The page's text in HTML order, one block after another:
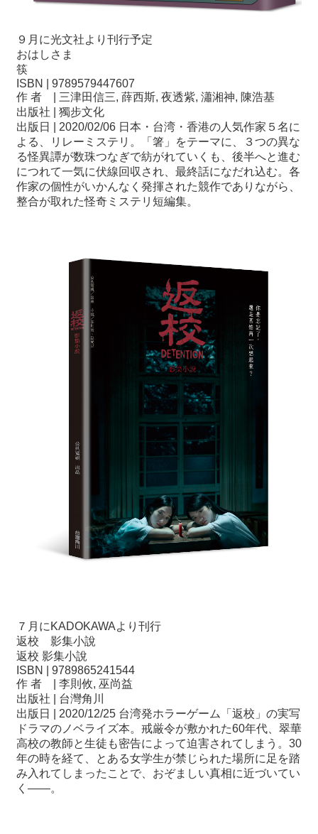
９月に光文社より刊行予定
おはしさま
筷
ISBN | 9789579447607
作 者 | 三津田信三, 薛西斯, 夜透紫, 瀟湘神, 陳浩基
出版社 | 獨步文化
出版日 | 2020/02/06 日本・台湾・香港の人気作家５名に
よる、リレーミステリ。「箸」をテーマに、３つの異な
る怪異譚が数珠つなぎで紡がれていくも、後半へと進む
につれて一気に伏線回収され、最終話になだれ込む。各
作家の個性がいかんなく発揮された競作でありながら、
整合が取れた怪奇ミステリ短編集。
７月にKADOKAWAより刊行
返校 影集小說
返校 影集小說
ISBN | 9789865241544
作 者 | 李則攸, 巫尚益
出版社 | 台灣角川
出版日 | 2020/12/25 台湾発ホラーゲーム「返校」の実写
ドラマのノベライズ本。戒厳令が敷かれた60年代、翠華
高校の教師と生徒も密告によって迫害されてしまう。30
年の時を経て、とある女学生が禁じられた場所に足を踏
み入れてしまったことで、おぞましい真相に近づいてい
く――。